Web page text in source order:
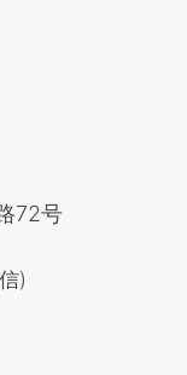
72号
)